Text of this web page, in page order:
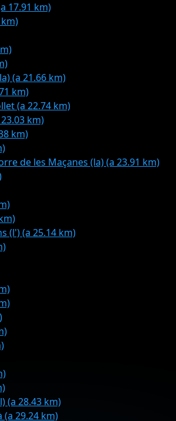
17.91 km)
(a 21.66 km)
km)
(a 22.74 km)
km)
km)
de les Maçanes (la) (a 23.91 km)
(l') (a 25.14 km)
(a 28.43 km)
(a 29.24 km)